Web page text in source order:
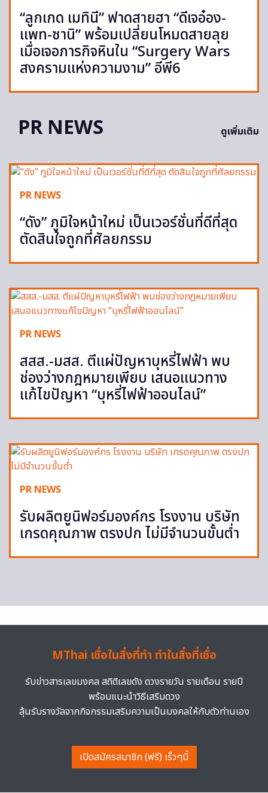
“ลูกเกด เมทินี” ฟาดสายฮา “ดีเจอ๋อง-
แพท-ซานิ” พร้อมเปลี่ยนโหมดสายลุย
เมื่อเจอภารกิจหินใน “Surgery Wars
สงครามแห่งความงาม” อีพี6
PR NEWS ดูเพิ่มเติม
PR NEWS
“ดัง” ภูมิใจหน้าใหม่ เป็นเวอร์ชั่นที่ดีที่สุด
ตัดสินใจถูกที่ศัลยกรรม
PR NEWS
สสส.-มสส. ตีแผ่ปัญหาบุหรี่ไฟฟ้า พบ
ช่องว่างกฎหมายเพียบ เสนอแนวทาง
แก้ไขปัญหา “บุหรี่ไฟฟ้าออนไลน์”
PR NEWS
รับผลิตยูนิฟอร์มองค์กร โรงงาน บริษัท
เกรดคุณภาพ ตรงปก ไม่มีจำนวนขั้นต่ำ
MThai เชื่อในสิ่งที่ทำ ทำในสิ่งที่เชื่อ
รับข่าวสารเลขมงคล สถิติเลขดัง ดวงรายวัน รายเดือน รายปี
พร้อมแนะนำวิธีเสริมดวง
ลุ้นรับรางวัลจากกิจกรรมเสริมความเป็นมงคลให้กับตัวท่านเอง
เปิดสมัครสมาชิก (ฟรี) เร็วๆนี้